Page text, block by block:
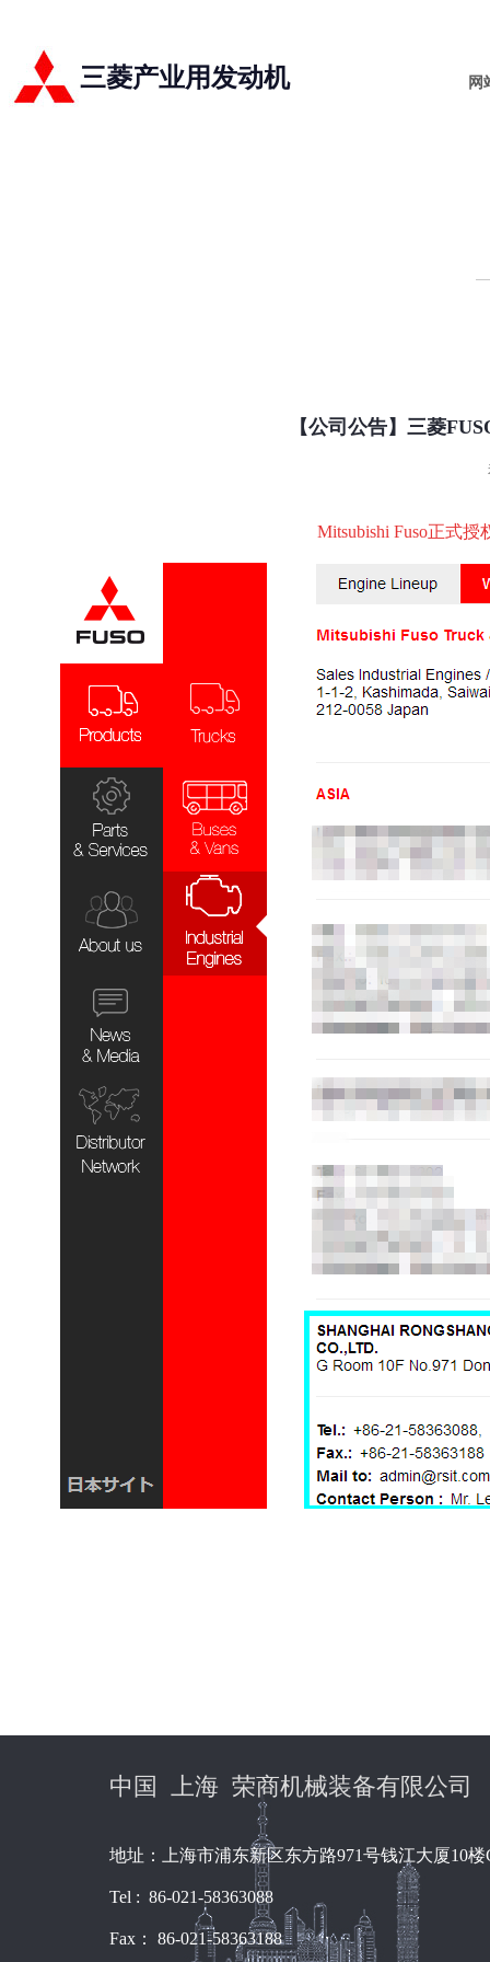
网
三菱产业用发动机
【公司公告】三菱
Mitsubishi Fuso正式
中国 上海 荣商机械装备有限公司
地址：上海市浦东新区东方路971号钱江大厦10楼
Tel : 86-021-58363088
Fax： 86-021-58363188